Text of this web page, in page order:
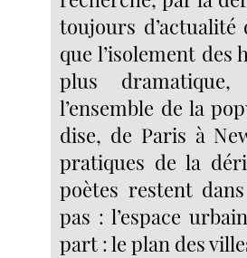
toujours
que l’isolement des
plus dramatique,
l’ensemble de la
dise, de Paris à
pratiques de la
poètes restent
pas : l’espace
part : le plan des